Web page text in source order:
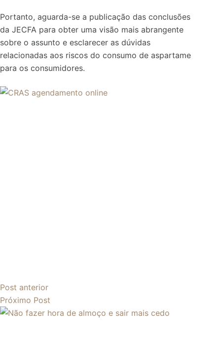
Portanto, aguarda-se a publicação das conclusões
da JECFA para obter uma visão mais abrangente
sobre o assunto e esclarecer as dúvidas
relacionadas aos riscos do consumo de aspartame
para os consumidores.
Post anterior
Próximo Post